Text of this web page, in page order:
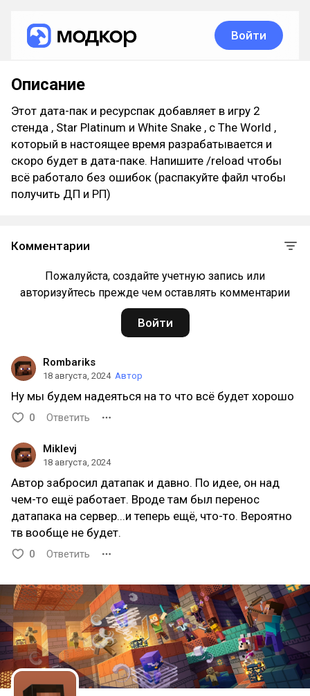
Войти
Описание
Этот дата-пак и ресурспак добавляет в игру 2
стенда , Star Platinum и White Snake , с The World ,
который в настоящее время разрабатывается и
скоро будет в дата-паке. Напишите /reload чтобы
всё работало без ошибок (распакуйте файл чтобы
получить ДП и РП)
Комментарии
Пожалуйста, создайте учетную запись или
авторизуйтесь прежде чем оставлять комментарии
Войти
Rombariks
18 августа, 2024 Автор
Ну мы будем надеяться на то что всё будет хорошо
0 Ответить
Miklevj
18 августа, 2024
Автор забросил датапак и давно. По идее, он над
чем-то ещё работает. Вроде там был перенос
датапака на сервер...и теперь ещё, что-то. Вероятно
тв вообще не будет.
0 Ответить